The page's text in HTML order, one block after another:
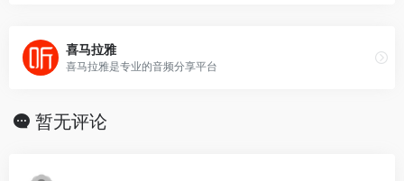
喜马拉雅
喜马拉雅是专业的音频分享平台
暂无评论